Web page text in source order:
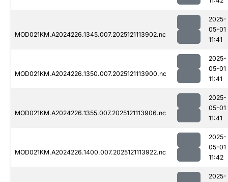
MOD021KM.A2024226.1345.007.2025121113902.nc
2025-
05-01
11:41
MOD021KM.A2024226.1350.007.2025121113900.nc
2025-
05-01
11:41
MOD021KM.A2024226.1355.007.2025121113906.nc
2025-
05-01
11:41
MOD021KM.A2024226.1400.007.2025121113922.nc
2025-
05-01
11:42
2025-